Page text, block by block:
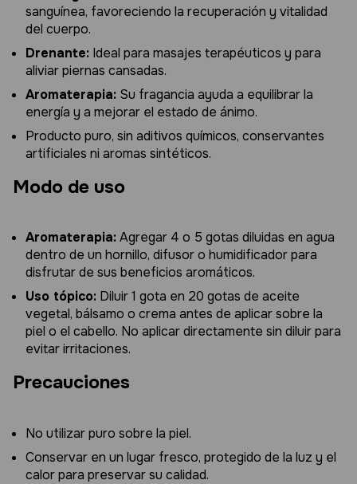
sanguínea, favoreciendo la recuperación y vitalidad
del cuerpo.
Drenante: Ideal para masajes terapéuticos y para
aliviar piernas cansadas.
Aromaterapia: Su fragancia ayuda a equilibrar la
energía y a mejorar el estado de ánimo.
Producto puro, sin aditivos químicos, conservantes
artificiales ni aromas sintéticos.
Modo de uso
Aromaterapia:Agregar 4 o 5 gotas diluidas en agua
dentro de un hornillo, difusor o humidificador para
disfrutar de sus beneficios aromáticos.
Uso tópico: Diluir 1 gota en 20 gotas de aceite
vegetal, bálsamo o crema antes de aplicar sobre la
piel o el cabello. No aplicar directamente sin diluir para
evitar irritaciones.
Precauciones
No utilizar puro sobre la piel.
Conservar en un lugar fresco, protegido de la luz y el
calor para preservar su calidad.